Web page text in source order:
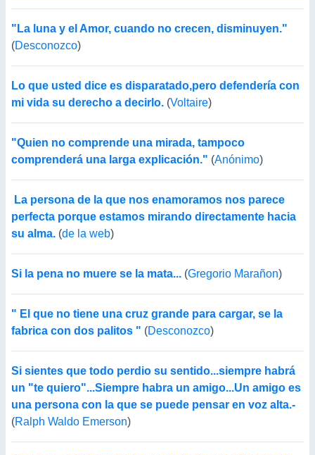
"La luna y el Amor, cuando no crecen, disminuyen."
(Desconozco)
Lo que usted dice es disparatado,pero defendería con
mi vida su derecho a decirlo. (Voltaire)
"Quien no comprende una mirada, tampoco
comprenderá una larga explicación." (Anónimo)
 La persona de la que nos enamoramos nos parece
perfecta porque estamos mirando directamente hacia
su alma. (de la web)
Si la pena no muere se la mata... (Gregorio Marañon)
" El que no tiene una cruz grande para cargar, se la
fabrica con dos palitos " (Desconozco)
Si sientes que todo perdio su sentido...siempre habrá
un "te quiero"...Siempre habra un amigo...Un amigo es
una persona con la que se puede pensar en voz alta.-
(Ralph Waldo Emerson)